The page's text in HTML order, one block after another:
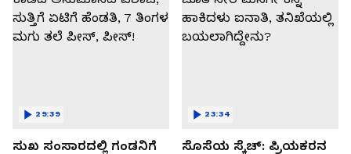
ಸುಖ ಸಂಸಾರದಲ್ಲಿ ಗಂಡನಿಗೆ
29:39
ಸೊಸೆಯ ಸ್ಕೆಚ್: ಪ್ರಿಯಕರನ
23:34